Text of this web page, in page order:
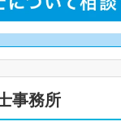
事務所